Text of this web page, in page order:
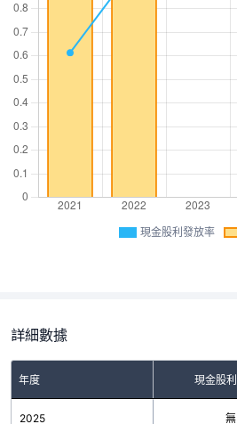
現金股利發放率
詳細數據
年度 現金股利
2025 無